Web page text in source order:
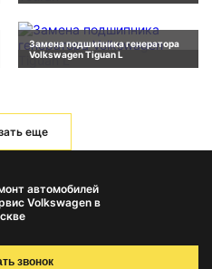
Замена подшипника генератора
Volkswagen Tiguan L
еще
автомобилей
Volkswagen в
звонок